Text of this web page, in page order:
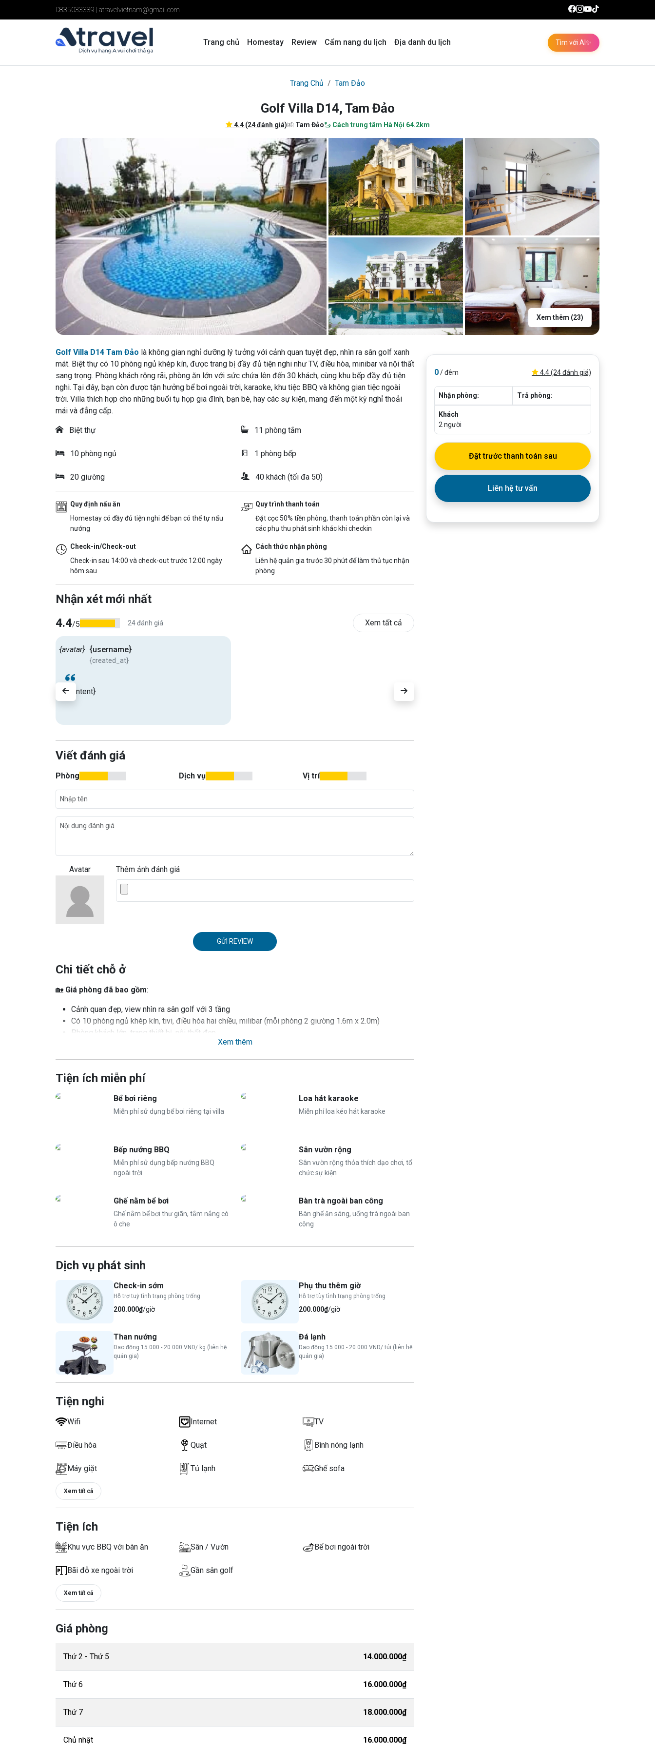
0835033389 | atravelvietnam@gmail.com
Trang chủ Homestay Review Cẩm nang du lịch Địa danh du lịch Tìm với AI ✨
Trang Chủ Tam Đảo
Golf Villa D14, Tam Đảo
4.4 (24 đánh giá) Tam Đảo Cách trung tâm Hà Nội 64.2km
Xem thêm (23)
Golf Villa D14 Tam Đảo là không gian nghỉ dưỡng lý tưởng với cảnh quan tuyệt đẹp, nhìn ra sân golf xanh
mát. Biệt thự có 10 phòng ngủ khép kín, được trang bị đầy đủ tiện nghi như TV, điều hòa, minibar và nội thất
sang trọng. Phòng khách rộng rãi, phòng ăn lớn với sức chứa lên đến 30 khách, cùng khu bếp đầy đủ tiện
nghi. Tại đây, bạn còn được tận hưởng bể bơi ngoài trời, karaoke, khu tiệc BBQ và không gian tiệc ngoài
trời. Villa thích hợp cho những buổi tụ họp gia đình, bạn bè, hay các sự kiện, mang đến một kỳ nghỉ thoải
mái và đẳng cấp.
Biệt thự 11 phòng tắm
10 phòng ngủ 1 phòng bếp
20 giường 40 khách (tối đa 50)
Quy định nấu ăn
Homestay có đầy đủ tiện nghi để bạn có thể tự nấu
nướng
Quy trình thanh toán
Đặt cọc 50% tiền phòng, thanh toán phần còn lại và
các phụ thu phát sinh khác khi checkin
Check-in/Check-out
Check-in sau 14:00 và check-out trước 12:00 ngày
hôm sau
Cách thức nhận phòng
Liên hệ quản gia trước 30 phút để làm thủ tục nhận
phòng
Nhận xét mới nhất
4.4/5 24 đánh giá Xem tất cả
{avatar} {username}
{created_at}
{content}
Viết đánh giá
Phòng Dịch vụ Vị trí
Avatar Thêm ảnh đánh giá
GỬI REVIEW
Chi tiết chỗ ở
🏡 Giá phòng đã bao gồm:
Cảnh quan đẹp, view nhìn ra sân golf với 3 tầng
Có 10 phòng ngủ khép kín, tivi, điều hòa hai chiều, milibar (mỗi phòng 2 giường 1.6m x 2.0m)
Phòng khách lớn, trang thiết bị, nội thất đẹp
Karaoke
Bếp nướng BBQ.
Miễn phí vé vào cửa.
👨‍👩‍👧‍👦 Giá phòng tiêu chuẩn:
Tiêu chuẩn cho 30 người
Nhận tối đa 40 người
Nhận phòng 14h, trả phòng 12h hôm sau.
Xem thêm
Tiện ích miễn phí
Bể bơi riêng
Miễn phí sử dụng bể bơi riêng tại villa
Loa hát karaoke
Miễn phí loa kéo hát karaoke
Bếp nướng BBQ
Miễn phí sử dụng bếp nướng BBQ
ngoài trời
Sân vườn rộng
Sân vườn rộng thỏa thích dạo chơi, tổ
chức sự kiện
Ghế nằm bể bơi
Ghế nằm bể bơi thư giãn, tắm nắng có
ô che
Bàn trà ngoài ban công
Bàn ghế ăn sáng, uống trà ngoài ban
công
Dịch vụ phát sinh
Check-in sớm
Hỗ trợ tuỳ tình trạng phòng trống
200.000₫/giờ
Phụ thu thêm giờ
Hỗ trợ tùy tình trạng phòng trống
200.000₫/giờ
Than nướng
Dao động 15.000 - 20.000 VND/ kg (liên hệ
quản gia)
Đá lạnh
Dao động 15.000 - 20.000 VND/ túi (liên hệ
quản gia)
Tiện nghi
Wifi Internet TV
Điều hòa Quạt Bình nóng lạnh
Máy giặt Tủ lạnh Ghế sofa
Xem tất cả
Tiện ích
Khu vực BBQ với bàn ăn Sân / Vườn Bể bơi ngoài trời
Bãi đỗ xe ngoài trời Gần sân golf
Xem tất cả
Giá phòng
Thứ 2 - Thứ 5 14.000.000₫
Thứ 6 16.000.000₫
Thứ 7 18.000.000₫
Chủ nhật 16.000.000₫
0/ đêm 4.4 (24 đánh giá)
Nhận phòng: Trả phòng:
Khách
2người
Đặt trước thanh toán sau
Liên hệ tư vấn